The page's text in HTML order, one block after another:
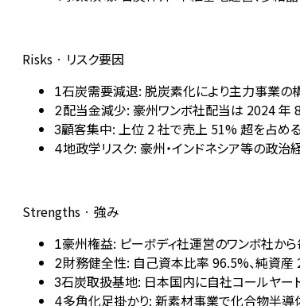
Risks · リスク要因
1石炭需要減退: 脱炭素化により主力事業の
2配当金減少: 豪州ワンボ社配当は 2024 年
3顧客集中: 上位 2 社で売上 51% 超を占める
4地政学リスク: 豪州・インドネシア等の政
Strengths · 強み
1豪州権益: ピーボディ社運営のワンボ社か
2財務健全性: 自己資本比率 96.5%、純資産
3石炭取扱基地: 日本国内に自社コールヤー
4多角化足掛かり: 新素材事業で化合物半導